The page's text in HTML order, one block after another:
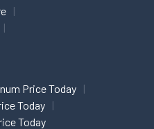
Price Today
Today
Today